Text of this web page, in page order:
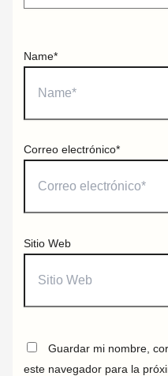
Name*
Correo electrónico*
Sitio Web
Guardar mi nombre,
este navegador para la